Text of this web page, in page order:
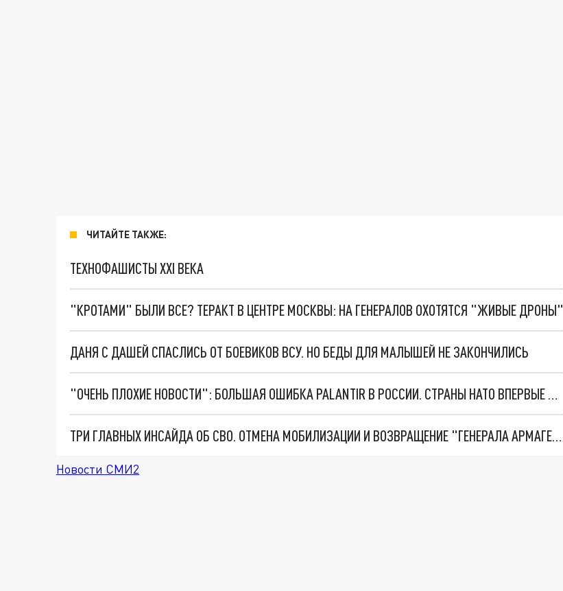
ЧИТАЙТЕ ТАКЖЕ:
ТЕХНОФАШИСТЫ XXI ВЕКА
"КРОТАМИ" БЫЛИ ВСЕ? ТЕРАКТ В ЦЕНТРЕ МОСКВЫ: НА ГЕНЕРАЛОВ ОХОТЯТСЯ "ЖИВЫЕ ДРОНЫ"
ДАНЯ С ДАШЕЙ СПАСЛИСЬ ОТ БОЕВИКОВ ВСУ. НО БЕДЫ ДЛЯ МАЛЫШЕЙ НЕ ЗАКОНЧИЛИСЬ
"ОЧЕНЬ ПЛОХИЕ НОВОСТИ": БОЛЬШАЯ ОШИБКА PALANTIR В РОССИИ. СТРАНЫ НАТО ВПЕРВЫЕ ЗА СВО ОСТАНОВИЛИ ПОСТАВКИ ОРУЖИЯ. ВСУ ТЕРЯЮТ ПРИГРАНИЧЬЕ?
ТРИ ГЛАВНЫХ ИНСАЙДА ОБ СВО. ОТМЕНА МОБИЛИЗАЦИИ И ВОЗВРАЩЕНИЕ "ГЕНЕРАЛА АРМАГЕДДОНА"? ОТЛИЧНЫЕ НОВОСТИ, КОТОРЫЕ ЖДАЛИ ВСЕ
Новости СМИ2